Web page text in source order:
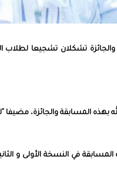
والجائزة تشكلان تشجيعا لطلاب
بهذه المسابقة والجائزة، مضيفا
في النسخة الأولى و